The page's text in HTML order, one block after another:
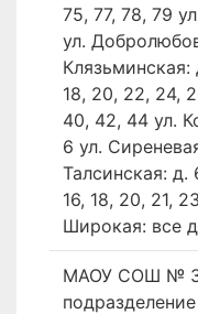
75, 77, 78, 79
ул.
Клязьминская:
18, 20, 22, 24,
40, 42, 44 ул.
6 ул.
Талсинская: д.
16, 18, 20, 21,
Широкая: все
МАОУ СОШ № 3